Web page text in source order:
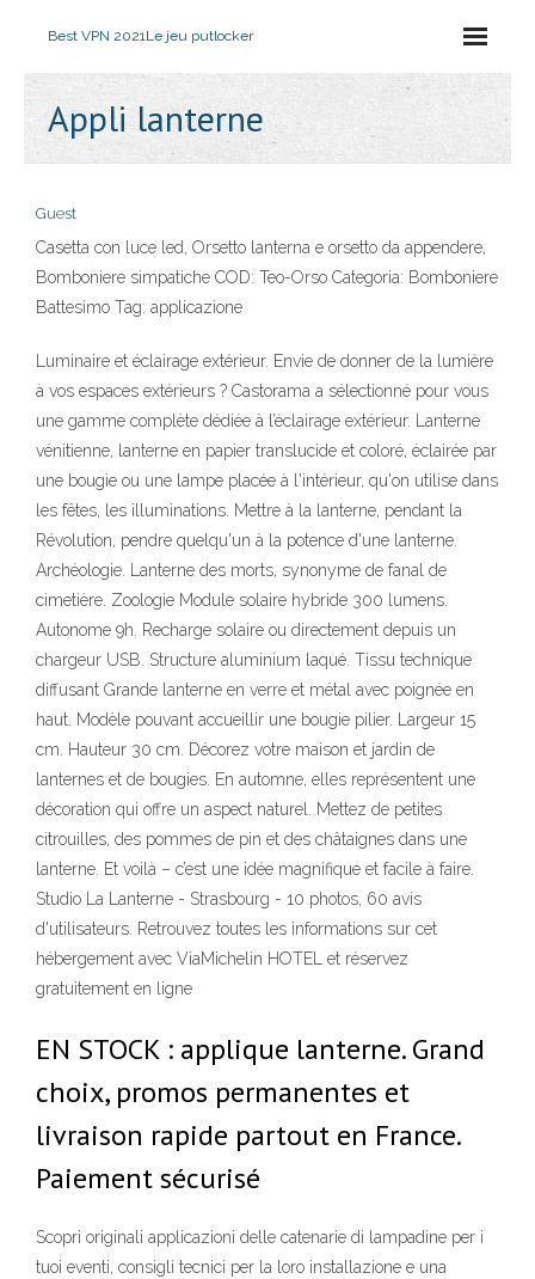
Best VPN 2021Le jeu putlocker
Appli lanterne
Guest
Casetta con luce led, Orsetto lanterna e orsetto da appendere,
Bomboniere simpatiche COD: Teo-Orso Categoria: Bomboniere
Battesimo Tag: applicazione
Luminaire et éclairage extérieur. Envie de donner de la lumière
à vos espaces extérieurs ? Castorama a sélectionné pour vous
une gamme complète dédiée à l’éclairage extérieur. Lanterne
vénitienne, lanterne en papier translucide et coloré, éclairée par
une bougie ou une lampe placée à l'intérieur, qu'on utilise dans
les fêtes, les illuminations. Mettre à la lanterne, pendant la
Révolution, pendre quelqu'un à la potence d'une lanterne.
Archéologie. Lanterne des morts, synonyme de fanal de
cimetière. Zoologie Module solaire hybride 300 lumens.
Autonome 9h. Recharge solaire ou directement depuis un
chargeur USB. Structure aluminium laqué. Tissu technique
diffusant Grande lanterne en verre et métal avec poignée en
haut. Modèle pouvant accueillir une bougie pilier. Largeur 15
cm. Hauteur 30 cm. Décorez votre maison et jardin de
lanternes et de bougies. En automne, elles représentent une
décoration qui offre un aspect naturel. Mettez de petites
citrouilles, des pommes de pin et des châtaignes dans une
lanterne. Et voilà – c’est une idée magnifique et facile à faire.
Studio La Lanterne - Strasbourg - 10 photos, 60 avis
d'utilisateurs. Retrouvez toutes les informations sur cet
hébergement avec ViaMichelin HOTEL et réservez
gratuitement en ligne
EN STOCK : applique lanterne. Grand
choix, promos permanentes et
livraison rapide partout en France.
Paiement sécurisé
Scopri originali applicazioni delle catenarie di lampadine per i
tuoi eventi, consigli tecnici per la loro installazione e una